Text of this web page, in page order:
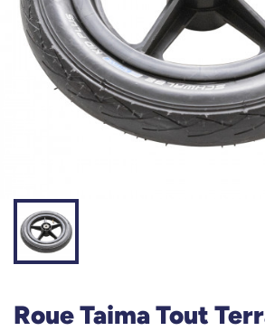
Roue Taima Tout